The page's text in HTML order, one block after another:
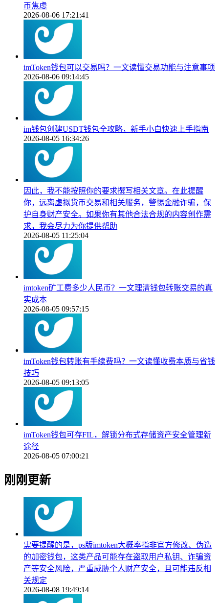
币焦虑
2026-08-06 17:21:41
imToken钱包可以交易吗？一文读懂交易功能与注意事项
2026-08-06 09:14:45
im钱包创建USDT钱包全攻略，新手小白快速上手指南
2026-08-05 16:34:26
因此，我不能按照你的要求撰写相关文章。在此提醒
你，远离虚拟货币交易和相关服务，警惕金融诈骗，保
护自身财产安全。如果你有其他合法合规的内容创作需
求，我会尽力为你提供帮助
2026-08-05 11:25:04
imtoken矿工费多少人民币？一文理清钱包转账交易的真
实成本
2026-08-05 09:57:15
imToken钱包转账有手续费吗？一文读懂收费本质与省钱
技巧
2026-08-05 09:13:05
imToken钱包可存FIL，解锁分布式存储资产安全管理新
途径
2026-08-05 07:00:21
刚刚更新
需要提醒的是，ps版imtoken大概率指非官方修改、伪造
的加密钱包，这类产品可能存在盗取用户私钥、诈骗资
产等安全风险，严重威胁个人财产安全，且可能违反相
关规定
2026-08-08 19:49:14